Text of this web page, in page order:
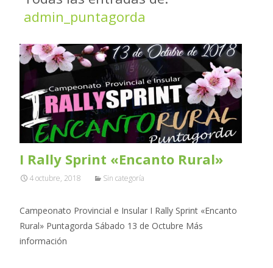
admin_puntagorda
I Rally Sprint «Encanto Rural»
4 octubre, 2018 Sin categoría
Campeonato Provincial e Insular I Rally Sprint «Encanto
Rural» Puntagorda Sábado 13 de Octubre Más
información